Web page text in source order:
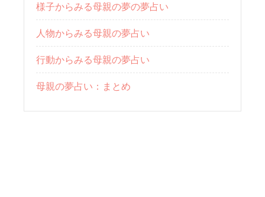
様子からみる母親の夢の夢占い
人物からみる母親の夢占い
行動からみる母親の夢占い
母親の夢占い：まとめ